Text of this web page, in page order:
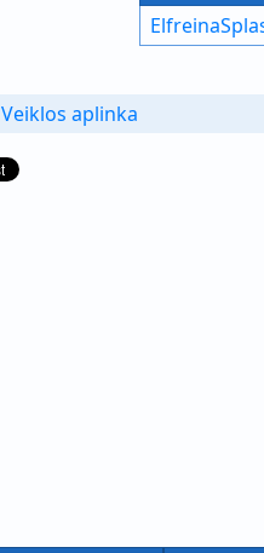
Veiklos aplinka